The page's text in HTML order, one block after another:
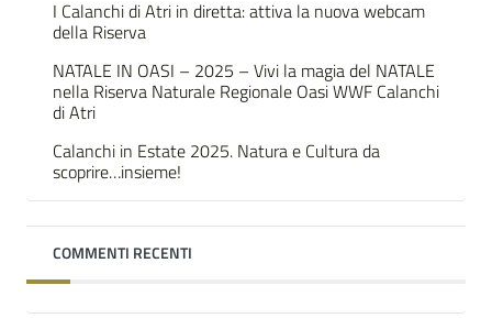
I Calanchi di Atri in diretta: attiva la nuova webcam
della Riserva
NATALE IN OASI – 2025 – Vivi la magia del NATALE
nella Riserva Naturale Regionale Oasi WWF Calanchi
di Atri
Calanchi in Estate 2025. Natura e Cultura da
scoprire…insieme!
COMMENTI RECENTI